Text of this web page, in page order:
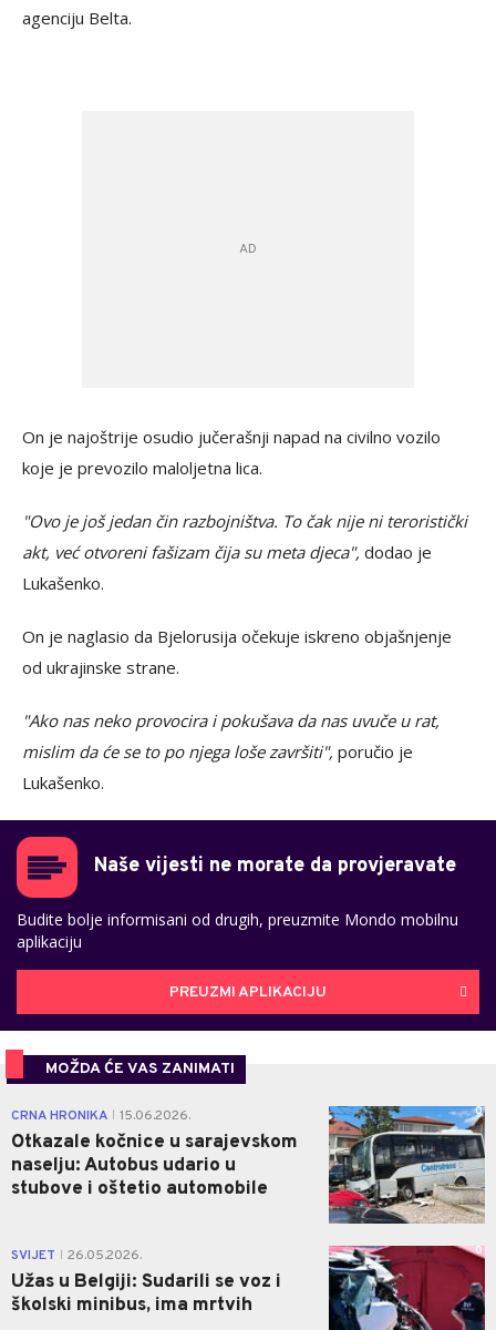
agenciju Belta.
On je najoštrije osudio jučerašnji napad na civilno vozilo
koje je prevozilo maloljetna lica.
"Ovo je još jedan čin razbojništva. To čak nije ni teroristički
akt, već otvoreni fašizam čija su meta djeca", dodao je
Lukašenko.
On je naglasio da Bjelorusija očekuje iskreno objašnjenje
od ukrajinske strane.
"Ako nas neko provocira i pokušava da nas uvuče u rat,
mislim da će se to po njega loše završiti", poručio je
Lukašenko.
Naše vijesti ne morate da provjeravate
Budite bolje informisani od drugih, preuzmite Mondo mobilnu
aplikaciju
PREUZMI APLIKACIJU
MOŽDA ĆE VAS ZANIMATI
CRNA HRONIKA 15.06.2026.
Otkazale kočnice u sarajevskom
naselju: Autobus udario u
stubove i oštetio automobile
0
SVIJET 26.05.2026.
Užas u Belgiji: Sudarili se voz i
školski minibus, ima mrtvih
0